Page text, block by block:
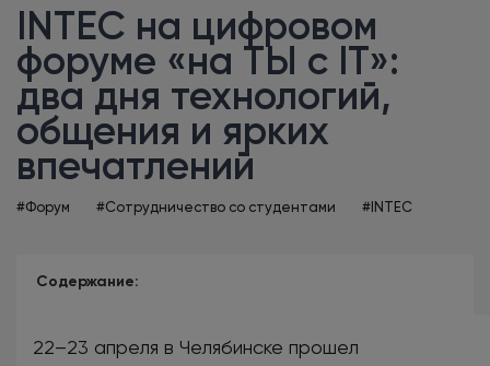
INTEC на цифровом
форуме «на ТЫ с IT»:
два дня технологий,
общения и ярких
впечатлений
#Форум #Сотрудничество со студентами #INTEC
Содержание:
22–23 апреля в Челябинске прошел